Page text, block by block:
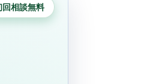
回相談無料